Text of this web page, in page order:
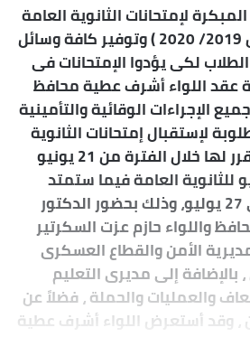
لإمتحانات الثانوية العامة
والإزهرية ( الدور الأول 2019/ 2020 ) وتوفير كافة وسائل
الطلاب لكى يؤدوا الإمتحانات فى
عقد اللواء أشرف عطية محافظ
الإجراءات الوقائية والتأمينية
لإستقبال إمتحانات الثانوية
العامة والأزهرية المقرر لها خلال الفترة من 21 يونيو
وحتى 21 يوليو للثانوية العامة فيما ستمتد
الثانوية الأزهرية حتى 27 يوليو، وذلك بحضور الدكتور
واللواء حازم عزت السكرتير
الأمن والقطاع العسكرى
إلى مديرى التعليم
والعمليات والحملة ، فضلاً عن
، وقد أستعرض اللواء أشرف عطية